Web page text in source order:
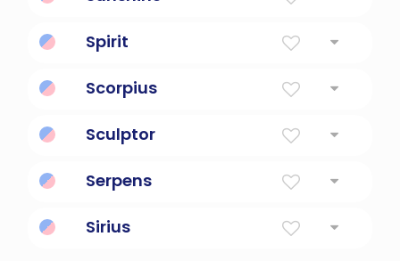
Spirit
Scorpius
Sculptor
Serpens
Sirius